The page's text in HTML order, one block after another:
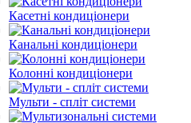
Касетні кондиціонери
Канальні кондиціонери
Колонні кондиціонери
Мульти - спліт системи